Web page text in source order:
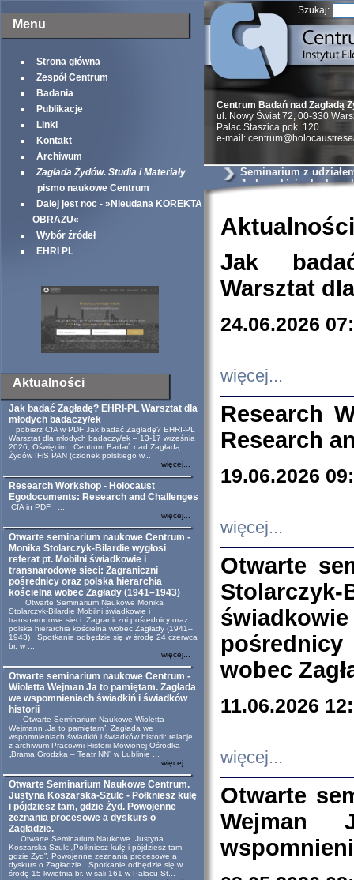
Menu
Strona główna
Zespół Centrum
Badania
Publikacje
Linki
Kontakt
Archiwum
Zagłada Żydów. Studia i Materiały
pismo naukowe Centrum
Dalej jest noc - »Nieudana KOREKTA
OBRAZU«
Wybór źródeł
EHRI PL
Aktualności
Jak badać Zagładę? EHRI-PL Warsztat dla
młodych badaczy/ek
pobierz CfA w PDF Jak badać Zagładę? EHRI-PL
Warsztat dla młodych badaczy/ek – 13-17 września
2026, Oświęcim Centrum Badań nad Zagładą
Żydów IFiS PAN (członek polskiego w...
więcej...
Research Workshop - Holocaust
Egodocuments: Research and Challenges
CfA in PDF ...
więcej...
Otwarte seminarium naukowe Centrum -
Monika Stolarczyk-Bilardie wygłosi
referat pt. Mobilni świadkowie i
transnarodowe sieci: Zagraniczni
pośrednicy oraz polska hierarchia
kościelna wobec Zagłady (1941–1943)
Otwarte Seminarium Naukowe Monika
Stolarczyk-Bilardie Mobilni świadkowie i
transnarodowe sieci: Zagraniczni pośrednicy oraz
polska hierarchia kościelna wobec Zagłady (1941–
1943) Spotkanie odbędzie się w środę 24 czerwca
br. w ...
więcej...
Otwarte seminarium naukowe Centrum -
Wioletta Wejman Ja to pamiętam. Zagłada
we wspomnieniach świadkiń i świadków
historii
Otwarte Seminarium Naukowe Wioletta
Wejmann „Ja to pamiętam”. Zagłada we
wspomnieniach świadkiń i świadków historii: relacje
z archiwum Pracowni Historii Mówionej Ośrodka
„Brama Grodzka – Teatr NN” w Lublinie ...
więcej...
Otwarte Seminarium Naukowe Centrum.
Justyna Koszarska-Szulc - Połkniesz kulę
i pójdziesz tam, gdzie Żyd. Powojenne
zeznania procesowe a dyskurs o
Zagładzie.
Otwarte Seminarium Naukowe Justyna
Koszarska-Szulc „Połkniesz kulę i pójdziesz tam,
gdzie Żyd”. Powojenne zeznania procesowe a
dyskurs o Zagładzie Spotkanie odbędzie się w
środę 15 kwietnia br. w sali 161 w Pałacu St...
Szukaj:
Centrum Badań nad Zagładą
ul. Nowy Świat 72, 00-330
Palac Staszica pok. 120
e-mail:
Seminarium z
Jarkowskiej o
Aktualności
Jak
Warsztat
24.06.2026
więcej...
Research
Research
19.06.2026
więcej...
Otwarte
wobec
11.06.2026
więcej...
Otwarte
Wejman